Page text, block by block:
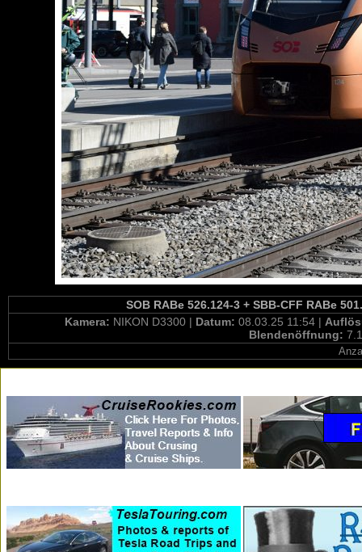
SOB RABe 526.124-3 + SBB-CFF RABe
Kamera: NIKON D3300 | Datum: 08.03.25 11:54 |
Blendenöffnung: